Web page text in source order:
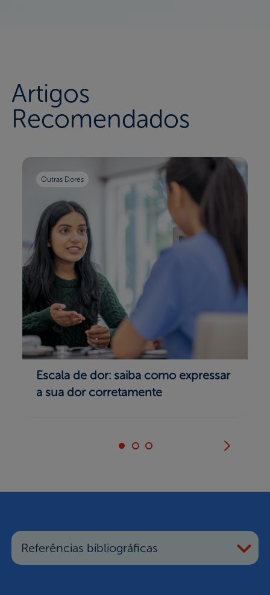
Artigos
Recomendados
Outras Dores
Escala de dor: saiba como expressar
a sua dor corretamente
Referências bibliográficas